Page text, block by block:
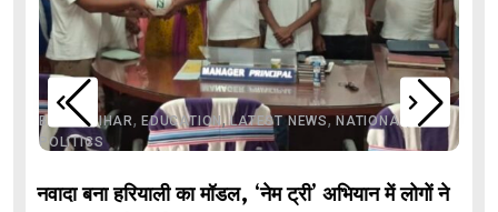
BIHAR,BIHAR, EDUCATION,LATEST NEWS,NATIONAL
POLITICS
नवादा बना हरियाली का मॉडल, ‘नेम ट्री’ अभियान में लोगों ने